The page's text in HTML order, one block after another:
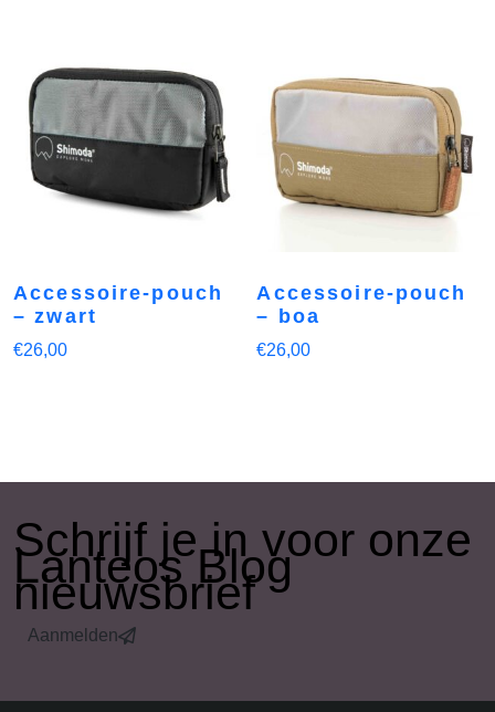
Accessoire-pouch
– zwart
€26,00
Accessoire-pouch
– boa
€26,00
​Schrijf je in voor onze
Lanteos Blog
nieuwsbrief
Aanmelden